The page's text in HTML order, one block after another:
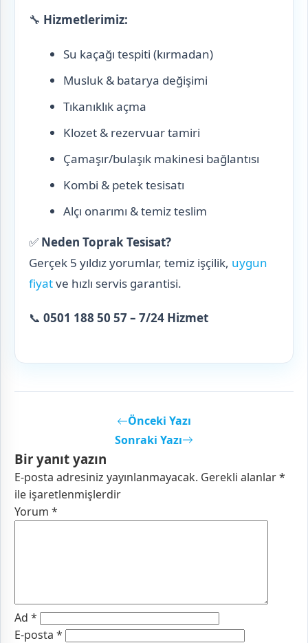
🔧 Hizmetlerimiz:
Su kaçağı tespiti (kırmadan)
Musluk & batarya değişimi
Tıkanıklık açma
Klozet & rezervuar tamiri
Çamaşır/bulaşık makinesi bağlantısı
Kombi & petek tesisatı
Alçı onarımı & temiz teslim
✅ Neden Toprak Tesisat?
Gerçek 5 yıldız yorumlar, temiz işçilik, uygun
fiyatve hızlı servis garantisi.
📞 0501 188 50 57 – 7/24 Hizmet
Önceki Yazı
Sonraki Yazı
Bir yanıt yazın
E-posta adresiniz yayınlanmayacak. Gerekli alanlar*
ile işaretlenmişlerdir
Yorum *
Ad *
E-posta *